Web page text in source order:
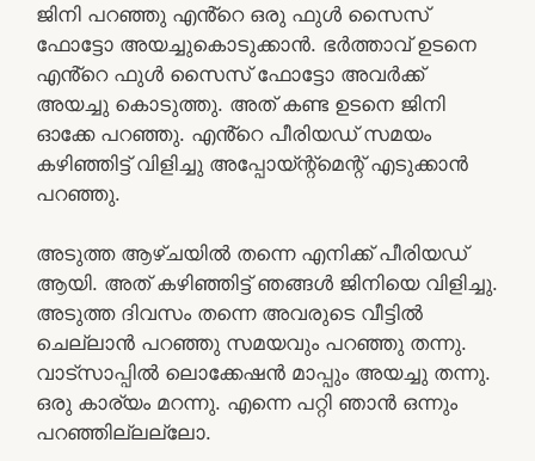
ജിനി പറഞ്ഞു എൻ്റെ ഒരു ഫുൾ സൈസ്
ഫോട്ടോ അയച്ചുകൊടുക്കാൻ. ഭർത്താവ് ഉടനെ
എൻ്റെ ഫുൾ സൈസ് ഫോട്ടോ അവർക്ക്
അയച്ചു കൊടുത്തു. അത് കണ്ട ഉടനെ ജിനി
ഓക്കേ പറഞ്ഞു. എൻ്റെ പീരിയഡ് സമയം
കഴിഞ്ഞിട്ട് വിളിച്ചു അപ്പോയ്ന്റ്മെന്റ് എടുക്കാൻ
പറഞ്ഞു.
അടുത്ത ആഴ്ചയിൽ തന്നെ എനിക്ക് പീരിയഡ്
ആയി. അത് കഴിഞ്ഞിട്ട് ഞങ്ങൾ ജിനിയെ വിളിച്ചു.
അടുത്ത ദിവസം തന്നെ അവരുടെ വീട്ടിൽ
ചെല്ലാൻ പറഞ്ഞു സമയവും പറഞ്ഞു തന്നു.
വാട്സാപ്പിൽ ലൊക്കേഷൻ മാപ്പും അയച്ചു തന്നു.
ഒരു കാര്യം മറന്നു. എന്നെ പറ്റി ഞാൻ ഒന്നും
പറഞ്ഞില്ലല്ലോ.